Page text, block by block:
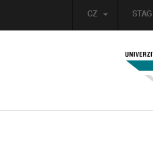
STAG
CZ